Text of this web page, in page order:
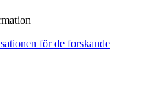
för de forskande